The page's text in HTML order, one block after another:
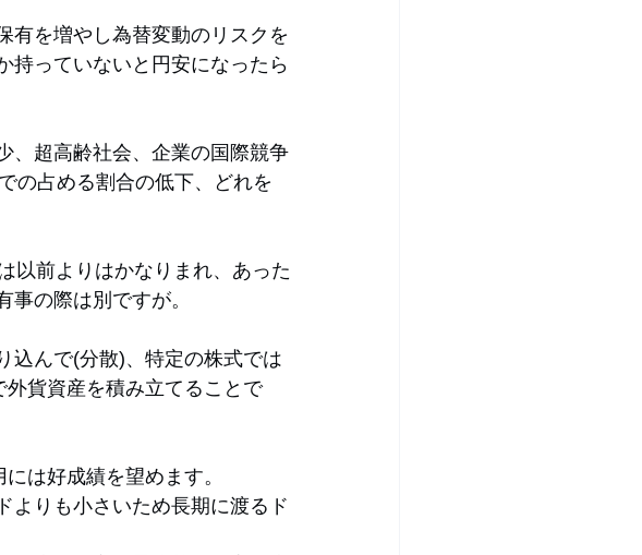
有を増やし為替変動のリスクを
持っていないと円安になったら
、超高齢社会、企業の国際競争
の占める割合の低下、どれを
以前よりはかなりまれ、あった
の際は別ですが。
込んで(分散)、特定の株式では
貨資産を積み立てることで
は好成績を望めます。
よりも小さいため長期に渡るド